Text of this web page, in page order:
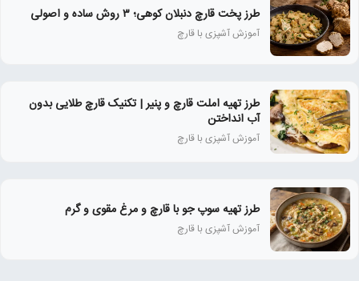
طرز پخت قارچ دنبلان کوهی؛ ۳ روش ساده و اصولی
آموزش آشپزی با قارچ
طرز تهیه املت قارچ و پنیر | تکنیک قارچ طلایی بدون
آب انداختن
آموزش آشپزی با قارچ
طرز تهیه سوپ جو با قارچ و مرغ مقوی و گرم
آموزش آشپزی با قارچ